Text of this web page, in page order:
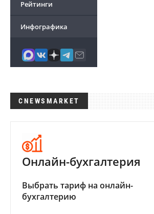
Рейтинги
Инфографика
CNEWSMARKET
Онлайн-бухгалтерия
Выбрать тариф на онлайн-
бухгалтерию